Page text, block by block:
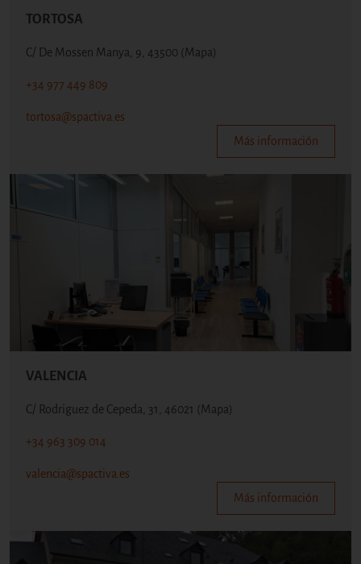
TORTOSA
C/ De Mossen Manya, 9, 43500 (Mapa)
+34 977 449 809
tortosa@spactiva.es
Más información
VALENCIA
C/ Rodriguez de Cepeda, 31, 46021 (Mapa)
+34 963 309 014
valencia@spactiva.es
Más información